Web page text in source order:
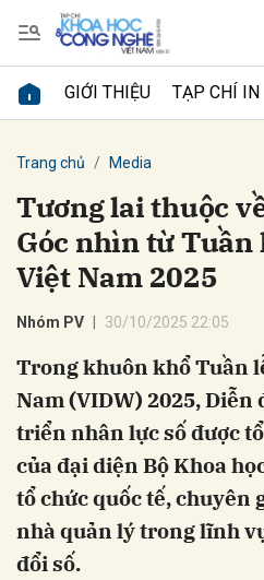
GIỚI THIỆU TẠP CHÍ IN
Trang chủ Media
Tương lai thuộc
Góc nhìn từ Tuần
Việt Nam 2025
Nhóm PV 30/10/2025 22:05
Trong khuôn khổ Tuần
Nam (VIDW) 2025, Diễn
triển nhân lực số được
của đại diện Bộ Khoa
tổ chức quốc tế, chuyên
nhà quản lý trong lĩnh
đổi số.
Gửi bình luận